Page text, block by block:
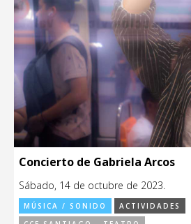
Concierto de Gabriela Arcos
Sábado, 14 de octubre de 2023.
MÚSICA / SONIDO
ACTIVIDADES